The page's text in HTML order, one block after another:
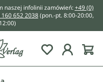
naszej infolinii zamówień:+49 (0)
160 652 2038 (pon.-pt. 8:00-20:00,
You have 0